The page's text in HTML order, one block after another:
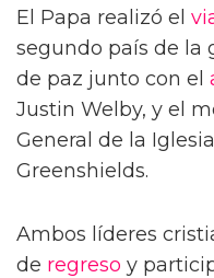
El Papa realizó el
segundo país de la
de paz junto con el
Justin Welby, y el
General de la
Greenshields.
Ambos líderes
de regreso y